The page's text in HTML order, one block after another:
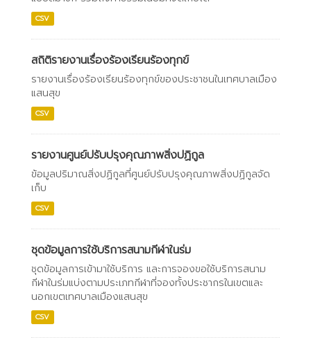
CSV
สถิติรายงานเรื่องร้องเรียนร้องทุกข์
รายงานเรื่องร้องเรียนร้องทุกข์ของประชาชนในเทศบาลเมือง
แสนสุข
CSV
รายงานศูนย์ปรับปรุงคุณภาพสิ่งปฏิกูล
ข้อมูลปริมาณสิ่งปฏิกูลที่ศูนย์ปรับปรุงคุณภาพสิ่งปฏิกูลจัด
เก็บ
CSV
ชุดข้อมูลการใช้บริการสนามกีฬาในร่ม
ชุดข้อมูลการเข้ามาใช้บริการ และการจองขอใช้บริการสนาม
กีฬาในร่มแบ่งตามประเภทกีฬาที่จองทั้งประชากรในเขตและ
นอกเขตเทศบาลเมืองแสนสุข
CSV